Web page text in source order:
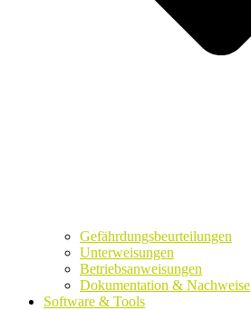
Gefährdungsbeurteilungen
Unterweisungen
Betriebsanweisungen
Dokumentation & Nachweise
Software & Tools